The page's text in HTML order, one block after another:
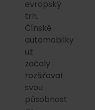
evropský
trh.
Čínské
automobilky
už
začaly
rozšiřovat
svou
působnost